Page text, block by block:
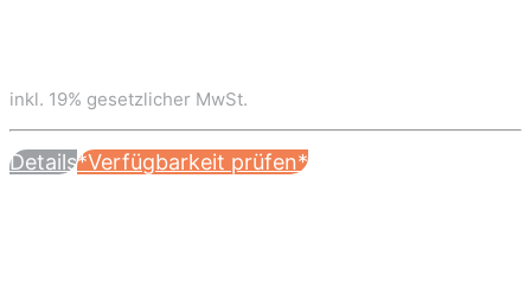
inkl. 19% gesetzlicher MwSt.
Details*Verfügbarkeit prüfen*